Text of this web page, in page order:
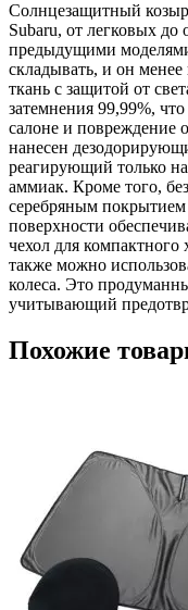
Солнцезащитный
Subaru, от легковых
предыдущими
складывать, и он
ткань с защитой от
затемнения 99,99%,
салоне и повреждение
нанесен
реагирующий только
аммиак. Кроме того,
серебряным
поверхности
чехол для компактного
также можно
колеса. Это
учитывающий
Похожие